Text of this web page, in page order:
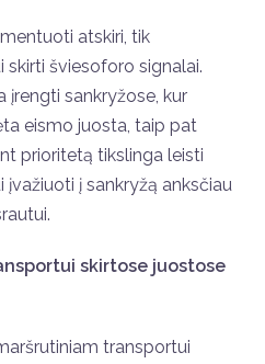
atskiri, tik
šviesoforo signalai.
įrengti sankryžose, kur
eismo juosta, taip pat
prioritetą tikslinga leisti
į sankryžą anksčiau
skirtose juostose
transportui